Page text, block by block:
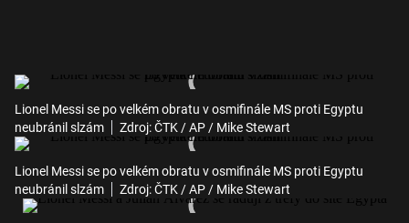
Lionel Messi se po velkém obratu v osmifinále MS proti Egyptu
neubránil slzám
Zdroj: ČTK / AP / Mike Stewart
Lionel Messi se po velkém obratu v osmifinále MS proti Egyptu
neubránil slzám
Zdroj: ČTK / AP / Mike Stewart